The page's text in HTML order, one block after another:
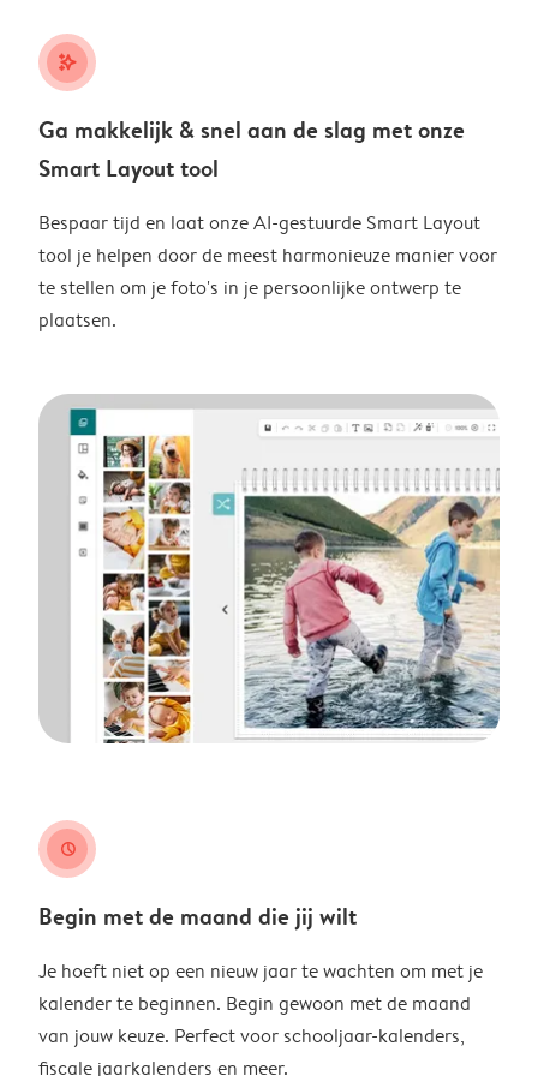
stars_plus
Ga makkelijk & snel aan de slag met onze
Smart Layout tool
Bespaar tijd en laat onze AI-gestuurde Smart Layout
tool je helpen door de meest harmonieuze manier voor
te stellen om je foto's in je persoonlijke ontwerp te
plaatsen.
clock
Begin met de maand die jij wilt
Je hoeft niet op een nieuw jaar te wachten om met je
kalender te beginnen. Begin gewoon met de maand
van jouw keuze. Perfect voor schooljaar-kalenders,
fiscale jaarkalenders en meer.